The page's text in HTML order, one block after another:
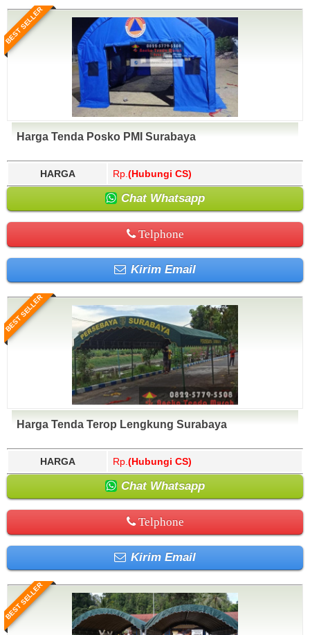
BEST SELLER
Harga Tenda Posko PMI Surabaya
HARGA Rp. (Hubungi CS)
Chat Whatsapp
Telphone
Kirim Email
BEST SELLER
Harga Tenda Terop Lengkung Surabaya
HARGA Rp. (Hubungi CS)
Chat Whatsapp
Telphone
Kirim Email
BEST SELLER